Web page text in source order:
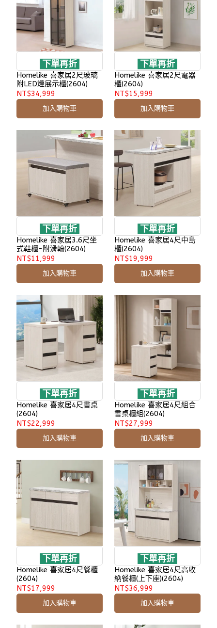
下單再折
Homelike 喜家居2尺玻璃
附LED燈展示櫃(2604)
NT$34,999
加入購物車
下單再折
Homelike 喜家居2尺電器
櫃(2604)
NT$15,999
加入購物車
下單再折
Homelike 喜家居3.6尺坐
式鞋櫃-附滑輪(2604)
NT$11,999
加入購物車
下單再折
Homelike 喜家居4尺中島
櫃(2604)
NT$19,999
加入購物車
下單再折
Homelike 喜家居4尺書桌
(2604)
NT$22,999
加入購物車
下單再折
Homelike 喜家居4尺組合
書桌櫃組(2604)
NT$27,999
加入購物車
下單再折
Homelike 喜家居4尺餐櫃
(2604)
NT$17,999
加入購物車
下單再折
Homelike 喜家居4尺高收
納餐櫃(上下座)(2604)
NT$36,999
加入購物車